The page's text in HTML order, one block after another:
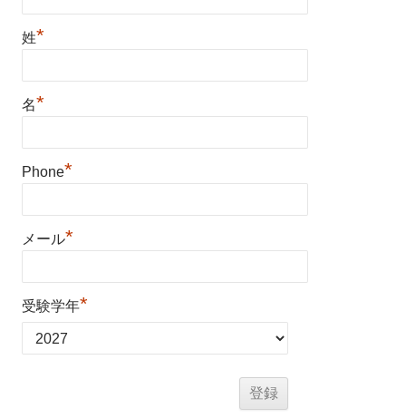
姓*
名*
Phone*
メール*
受験学年*